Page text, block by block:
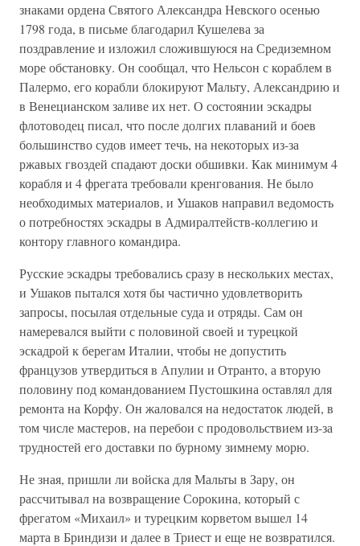
знаками ордена Святого Александра Невского осенью
1798 года, в письме благодарил Кушелева за
поздравление и изложил сложившуюся на Средиземном
море обстановку. Он сообщал, что Нельсон с кораблем в
Палермо, его корабли блокируют Мальту, Александрию и
в Венецианском заливе их нет. О состоянии эскадры
флотоводец писал, что после долгих плаваний и боев
большинство судов имеет течь, на некоторых из-за
ржавых гвоздей спадают доски обшивки. Как минимум 4
корабля и 4 фрегата требовали кренгования. Не было
необходимых материалов, и Ушаков направил ведомость
о потребностях эскадры в Адмиралтейств-коллегию и
контору главного командира.
Русские эскадры требовались сразу в нескольких местах,
и Ушаков пытался хотя бы частично удовлетворить
запросы, посылая отдельные суда и отряды. Сам он
намеревался выйти с половиной своей и турецкой
эскадрой к берегам Италии, чтобы не допустить
французов утвердиться в Апулии и Отранто, а вторую
половину под командованием Пустошкина оставлял для
ремонта на Корфу. Он жаловался на недостаток людей, в
том числе мастеров, на перебои с продовольствием из-за
трудностей его доставки по бурному зимнему морю.
Не зная, пришли ли войска для Мальты в Зару, он
рассчитывал на возвращение Сорокина, который с
фрегатом «Михаил» и турецким корветом вышел 14
марта в Бриндизи и далее в Триест и еще не возвратился.